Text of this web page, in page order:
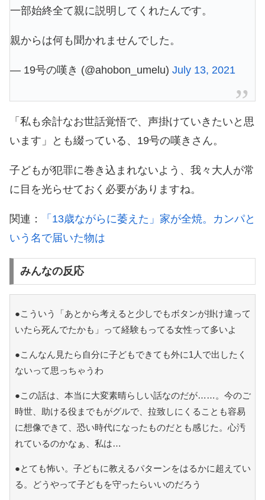
一部始終全て親に説明してくれたんです。
親からは何も聞かれませんでした。
— 19号の嘆き (@ahobon_umelu) July 13, 2021
「私も余計なお世話覚悟で、声掛けていきたいと思
います」とも綴っている、19号の嘆きさん。
子どもが犯罪に巻き込まれないよう、我々大人が常
に目を光らせておく必要がありますね。
関連：
「13歳ながらに萎えた」家が全焼。カンパと
いう名で届いた物は
みんなの反応
●こういう「あとから考えると少しでもボタンが掛け違って
いたら死んでたかも」って経験もってる女性って多いよ
●こんなん見たら自分に子どもできても外に1人で出したく
ないって思っちゃうわ
●この話は、本当に大変素晴らしい話なのだが……。今のご
時世、助ける役までもがグルで、拉致しにくることも容易
に想像できて、恐い時代になったものだとも感じた。心汚
れているのかなぁ、私は…
●とても怖い。子どもに教えるパターンをはるかに超えてい
る。どうやって子どもを守ったらいいのだろう